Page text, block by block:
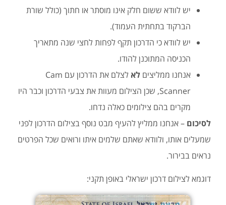
יש לוודא ששום חלק אינו מוסתר או חתוך (כולל שורת
הברקוד בתחתית העמוד).
יש לוודא כי הדרכון תקף לפחות לחצי שנה מתאריך
הכניסה המתוכנן להודו.
אנחנו ממליצים לא
לצלם את הדרכון עם Cam
Scanner, שכן הצילום מעוות את צבעי הדרכון וכבר היו
מקרים בהם צילומים כאלה נדחו.
לסיכום – אנחנו ממליץ להעיף מבט נוסף בצילום הדרכון לפני
שמעלים אותו, ולוודא שאתם שלמים איתו ורואים שכל הפרטים
נראים בבירור.
דוגמא לצילום דרכון ישראלי באופן תקני: